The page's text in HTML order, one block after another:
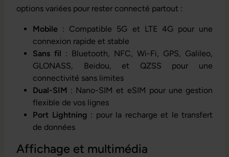
options variées pour rester connecté partout :
Mobile : Compatible 5G et LTE 4G pour une
connexion rapide et stable
Sans fil : Bluetooth, NFC, Wi-Fi, GPS, Galileo,
GLONASS, Beidou, et QZSS pour une
connectivité sans limites
Dual-SIM : Nano-SIM et eSIM pour une gestion
flexible de vos lignes
Port Lightning : pour la recharge et le transfert
de données
Affichage et multimédia